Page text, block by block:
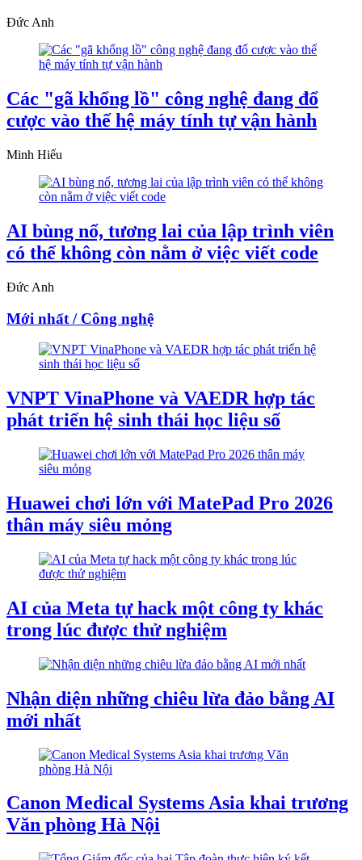
Đức Anh
Các "gã khổng lồ" công nghệ đang đổ
cược vào thế hệ máy tính tự vận hành
Minh Hiếu
AI bùng nổ, tương lai của lập trình viên
có thể không còn nằm ở việc viết code
Đức Anh
Mới nhất / Công nghệ
VNPT VinaPhone và VAEDR hợp tác
phát triển hệ sinh thái học liệu số
Huawei chơi lớn với MatePad Pro 2026
thân máy siêu mỏng
AI của Meta tự hack một công ty khác
trong lúc được thử nghiệm
Nhận diện những chiêu lừa đảo bằng AI
mới nhất
Canon Medical Systems Asia khai trương
Văn phòng Hà Nội